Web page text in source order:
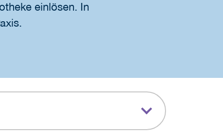
einlösen. In